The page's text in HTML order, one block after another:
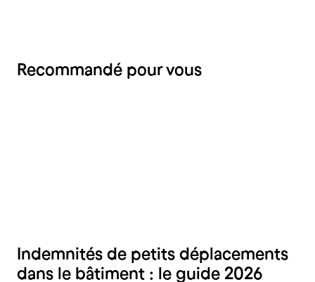
Recommandé pour vous
Indemnités de petits déplacements
dans le bâtiment : le guide 2026